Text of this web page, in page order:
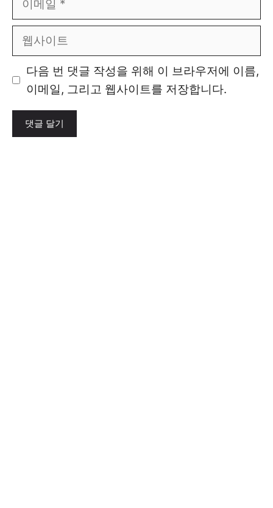
트
다음 번 댓글 작성을 위해 이 브라우저에 이름,
이메일, 그리고 웹사이트를 저장합니다.